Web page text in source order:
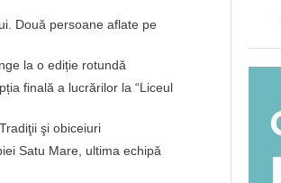
Două persoane aflate pe
la o ediție rotundă
finală a lucrărilor la “Liceul
şi obiceiuri
Satu Mare, ultima echipă